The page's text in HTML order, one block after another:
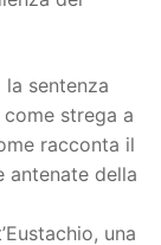
la sentenza
strega a
racconta il
antenate della
una